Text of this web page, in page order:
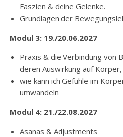
Faszien & deine Gelenke.
Grundlagen der
Modul 3: 19./20.06.2027
Praxis & die Verbindung von
deren Auswirkung auf
wie kann ich Gefühle im
umwandeln
Modul 4: 21./22.08.2027
Asanas & Adjustments